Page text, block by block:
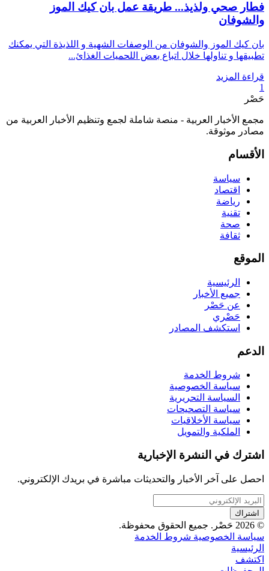
فطار صحي ولذيذ... طريقة عمل بان كيك الموز
والشوفان
بان كيك الموز والشوفان من الوصفات الشهية و اللذيذة التي يمكنك
تطبيقها و تناولها خلال اتباع بعض اللحميات الغذائ...
قراءة المزيد
1
حَصْر
مجمع الأخبار العربية - منصة شاملة لجمع وتنظيم الأخبار العربية من
مصادر موثوقة.
الأقسام
سياسة
اقتصاد
رياضة
تقنية
صحة
ثقافة
الموقع
الرئيسية
جميع الأخبار
عن حَصْر
حَصْري
استكشف المصادر
الدعم
شروط الخدمة
سياسة الخصوصية
السياسة التحريرية
سياسة التصحيحات
سياسة الأخلاقيات
الملكية والتمويل
اشترك في النشرة الإخبارية
احصل على آخر الأخبار والتحديثات مباشرة في بريدك الإلكتروني.
اشتراك
© 2026 حَصْر. جميع الحقوق محفوظة.
سياسة الخصوصية شروط الخدمة
الرئيسية
اكتشف